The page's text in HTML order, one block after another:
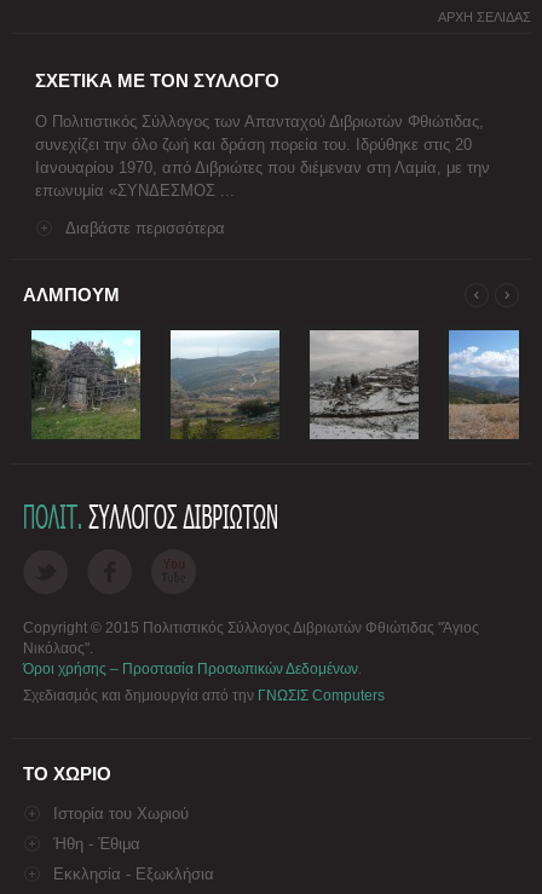
ΑΡΧΗ ΣΕΛΙΔΑΣ
ΣΧΕΤΙΚΑ ΜΕ ΤΟΝ ΣΥΛΛΟΓΟ
Ο Πολιτιστικός Σύλλογος των Απανταχού Διβριωτών Φθιώτιδας,
συνεχίζει την όλο ζωή και δράση πορεία του. Ιδρύθηκε στις 20
Ιανουαρίου 1970, από Διβριώτες που διέμεναν στη Λαμία, με την
επωνυμία «ΣΥΝΔΕΣΜΟΣ ...
Διαβάστε περισσότερα
ΑΛΜΠΟΥΜ
Copyright © 2015 Πολιτιστικός Σύλλογος Διβριωτών Φθιώτιδας "Άγιος
Νικόλαος".
Όροι χρήσης – Προστασία Προσωπικών Δεδομένων.
Σχεδιασμός και δημιουργία από την ΓΝΩΣΙΣ Computers
ΤΟ ΧΩΡΙΟ
Ιστορία του Χωριού
Ήθη - Έθιμα
Εκκλησία - Εξωκλήσια